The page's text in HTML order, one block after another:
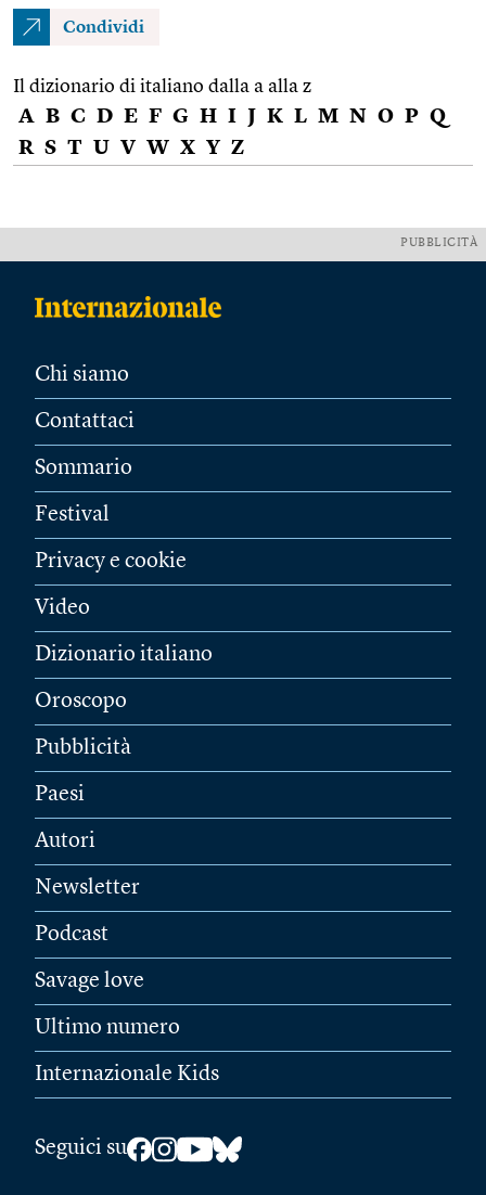
Condividi
Il dizionario di italiano dalla a alla z
A B C D E F G H I J K L M N O P Q
R S T U V W X Y Z
PUBBLICITÀ
Chi siamo
Contattaci
Sommario
Festival
Privacy e cookie
Video
Dizionario italiano
Oroscopo
Pubblicità
Paesi
Autori
Newsletter
Podcast
Savage love
Ultimo numero
Internazionale Kids
Seguici su